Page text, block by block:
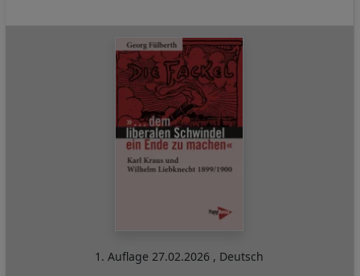
1. Auflage27.02.2026 , Deutsch